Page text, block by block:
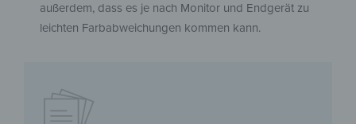
außerdem, dass es je nach Monitor und Endgerät zu
leichten Farbabweichungen kommen kann.